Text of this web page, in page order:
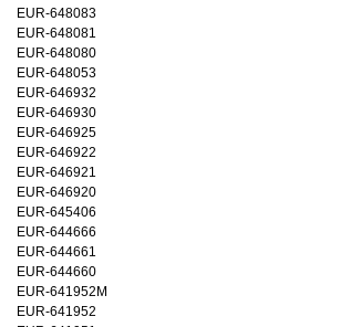
EUR-648083
EUR-648081
EUR-648080
EUR-648053
EUR-646932
EUR-646930
EUR-646925
EUR-646922
EUR-646921
EUR-646920
EUR-645406
EUR-644666
EUR-644661
EUR-644660
EUR-641952M
EUR-641952